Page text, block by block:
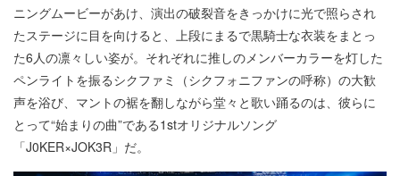
ニングムービーがあけ、演出の破裂音をきっかけに光で照らされ
たステージに目を向けると、上段にまるで黒騎士な衣装をまとっ
た6人の凛々しい姿が。それぞれに推しのメンバーカラーを灯した
ペンライトを振るシクファミ（シクフォニファンの呼称）の大歓
声を浴び、マントの裾を翻しながら堂々と歌い踊るのは、彼らに
とって“始まりの曲”である1stオリジナルソング
「J0KER×JOK3R」だ。